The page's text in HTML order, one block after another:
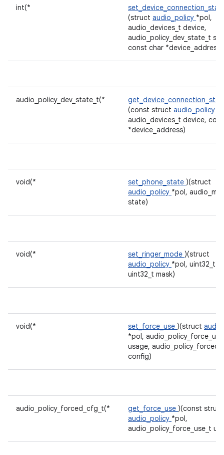
int(*
(struct audio_policy *pol,
audio_devices_t device,
audio_policy_dev_state_t
const char *device_address)
audio_policy_dev_state_t(*
(const struct audio_policy
audio_devices_t device,
*device_address)
void(* set_phone_state )(struct
audio_policy *pol,
state)
void(* set_ringer_mode )(struct
audio_policy *pol, uint32_t
uint32_t mask)
void(* set_force_use )(struct
*pol,
usage,
config)
audio_policy_forced_cfg_t(* get_force_use )(const struct
audio_policy *pol,
audio_policy_force_use_t